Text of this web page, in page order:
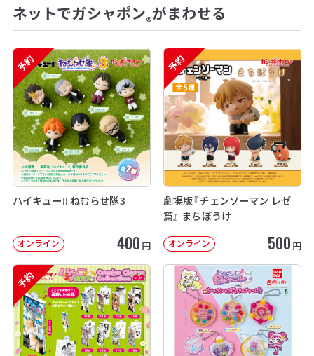
ネットでガシャポン®がまわせる
予約
ハイキュー!! ねむらせ隊3
オンライン 400 円
予約
劇場版『チェンソーマン レゼ
篇』 まちぼうけ
オンライン 500 円
予約